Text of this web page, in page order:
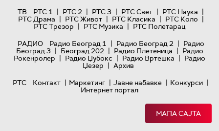
ТВ
РТС 1 | РТС 2 | РТС 3 | РТС Свет | РТС Наука |
РТС Драма | РТС Живот | РТС Класика | РТС Коло |
РТС Трезор | РТС Музика | РТС Полетарац
РАДИО
Радио Београд 1 | Радио Београд 2 | Радио
Београд 3 | Београд 202 | Радио Плетеница | Радио
Рокенролер | Радио Џубокс | Радио Вртешка | Радио
Џезер | Архив
РТС
Контакт | Маркетинг | Јавне набавке | Конкурси |
Интернет портал
МАПА САЈТА